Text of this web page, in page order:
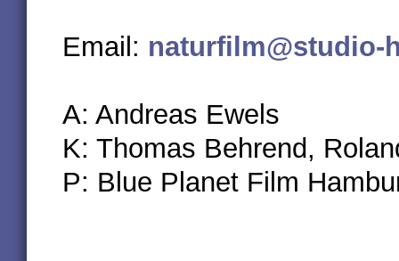
Email: naturfilm@studio-
A: Andreas Ewels
K: Thomas Behrend,
P: Blue Planet Film